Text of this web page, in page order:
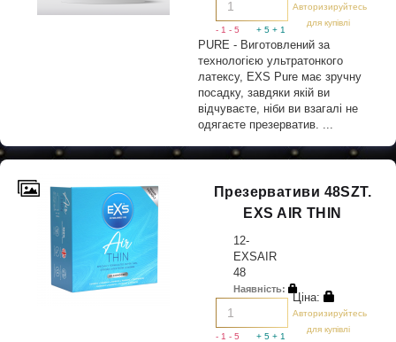
+ 1
- 1 - 5 + 5
Авторизируйтесь
для купівлі
PURE - Виготовлений за
технологією ультратонкого
латексу, EXS Pure має зручну
посадку, завдяки якій ви
відчуваєте, ніби ви взагалі не
одягаєте презерватив. ...
Презервативи 48SZT.
EXS AIR THIN
12-
EXSAIR
48
Наявність:
+ 1
- 1 - 5 + 5
Ціна:
Авторизируйтесь
для купівлі